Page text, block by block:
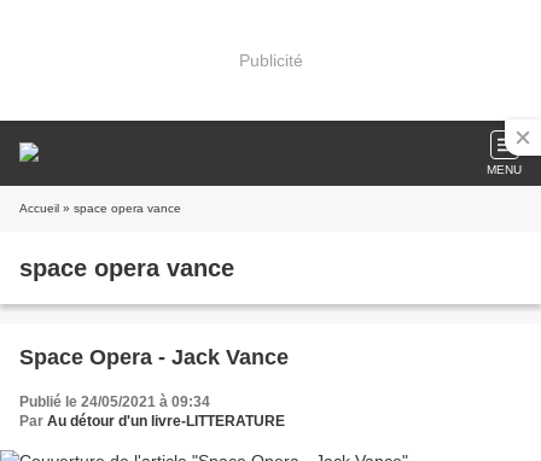
Publicité
MENU
Accueil » space opera vance
space opera vance
Space Opera - Jack Vance
Publié le 24/05/2021 à 09:34
Par Au détour d'un livre-LITTERATURE